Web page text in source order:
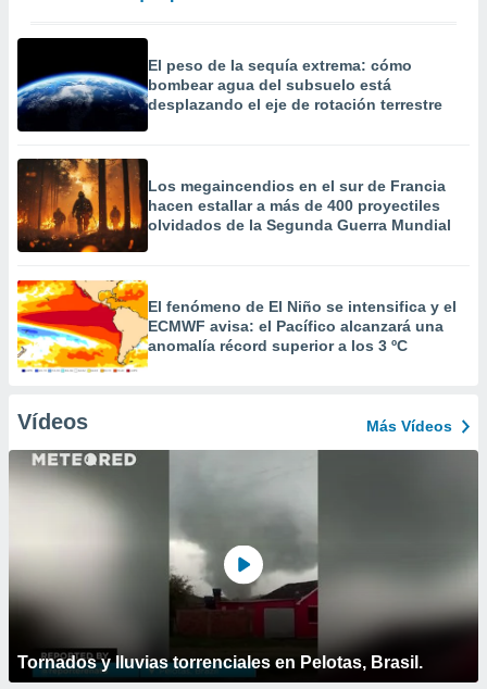
El peso de la sequía extrema: cómo
bombear agua del subsuelo está
desplazando el eje de rotación terrestre
Los megaincendios en el sur de Francia
hacen estallar a más de 400 proyectiles
olvidados de la Segunda Guerra Mundial
El fenómeno de El Niño se intensifica y el
ECMWF avisa: el Pacífico alcanzará una
anomalía récord superior a los 3 ºC
Vídeos Más Vídeos
Tornados y lluvias torrenciales en Pelotas, Brasil.